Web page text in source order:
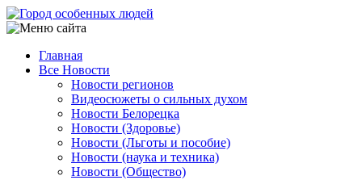
Перейти
к
содержанию
Main
navigation
Главная
Все Новости
Новости регионов
Видеосюжеты о сильных духом
Новости Белорецка
Новости (Здоровье)
Новости (Льготы и пособие)
Новости (наука и техника)
Новости (Общество)